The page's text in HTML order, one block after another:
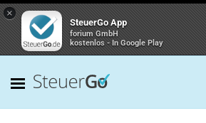
×
SteuerGo App
forium GmbH
kostenlos - In Google Play